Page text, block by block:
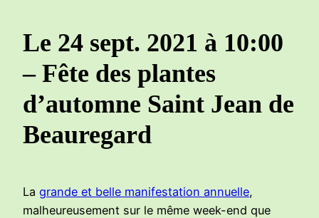
Le 24 sept. 2021 à 10:00
– Fête des plantes
d’automne Saint Jean de
Beauregard
La grande et belle manifestation annuelle,
malheureusement sur le même week-end que